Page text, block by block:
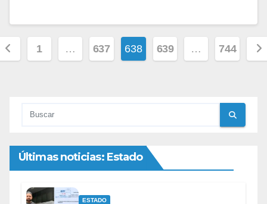
1 … 637 638 639 … 744
Últimas noticias: Estado
ESTADO